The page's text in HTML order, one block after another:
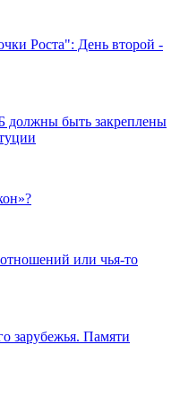
Роста": День второй -
быть закреплены
или чья-то
зарубежья. Памяти